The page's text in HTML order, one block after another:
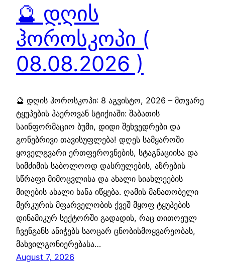
🔮 დღის
ჰოროსკოპი (
08.08.2026 )
🔮 დღის ჰოროსკოპი: 8 აგვისტო, 2026 – მთვარე
ტყუპების ჰაეროვან სტიქიაში: შაბათის
საინფორმაციო ბუმი, დიდი შეხვედრები და
გონებრივი თავისუფლება! დღეს სამყაროში
ყოველგვარი ერთფეროვნების, სტაგნაციისა და
სიმძიმის საბოლოოდ დასრულების, აზრების
სწრაფი მიმოცვლისა და ახალი სიახლეების
მიღების ახალი ხანა იწყება. ღამის მანათობელი
მერკურის მფარველობის ქვეშ მყოფ ტყუპების
დინამიკურ სექტორში გადადის, რაც თითოეულ
ჩვენგანს ანიჭებს საოცარ ცნობისმოყვარეობას,
მახვილგონიერებასა…
August 7, 2026